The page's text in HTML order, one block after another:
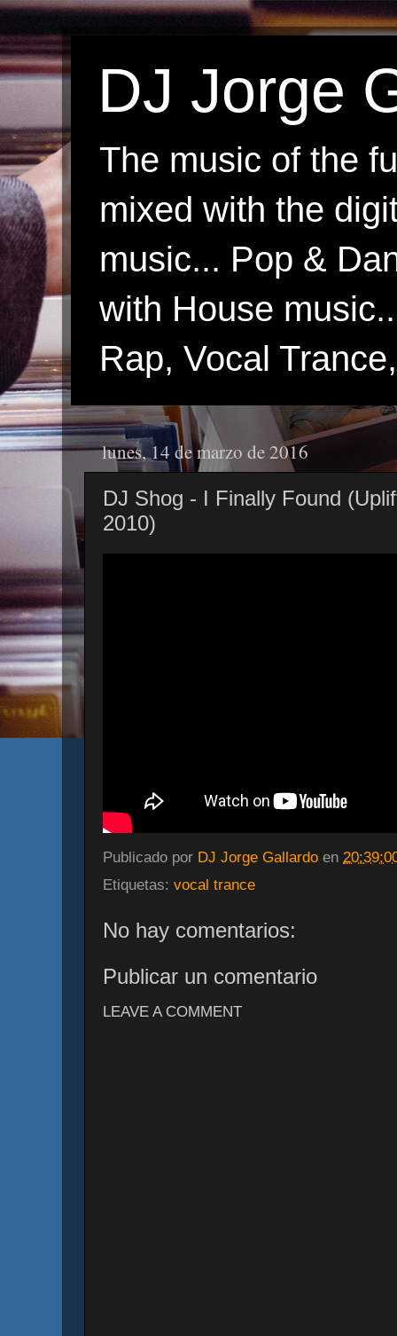
DJ Jorge
The music of the
mixed with the
music... Pop &
with House
Rap, Vocal
lunes, 14 de marzo de 2016
DJ Shog - I Finally Found
2010)
Publicado por DJ Jorge Gallardo en
Etiquetas: vocal trance
No hay comentarios:
Publicar un comentario
LEAVE A COMMENT